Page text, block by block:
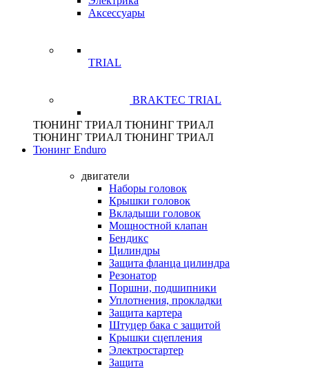
Аксессуары
TRIAL
BRAKTEC TRIAL
ТЮНИНГ ТРИАЛ ТЮНИНГ ТРИАЛ
ТЮНИНГ ТРИАЛ ТЮНИНГ ТРИАЛ
Тюнинг Enduro
двигатели
Наборы головок
Крышки головок
Вкладыши головок
Мощностной клапан
Бендикс
Цилиндры
Защита фланца цилиндра
Резонатор
Поршни, подшипники
Уплотнения, прокладки
Защита картера
Штуцер бака с защитой
Крышки сцепления
Электростартер
Защита